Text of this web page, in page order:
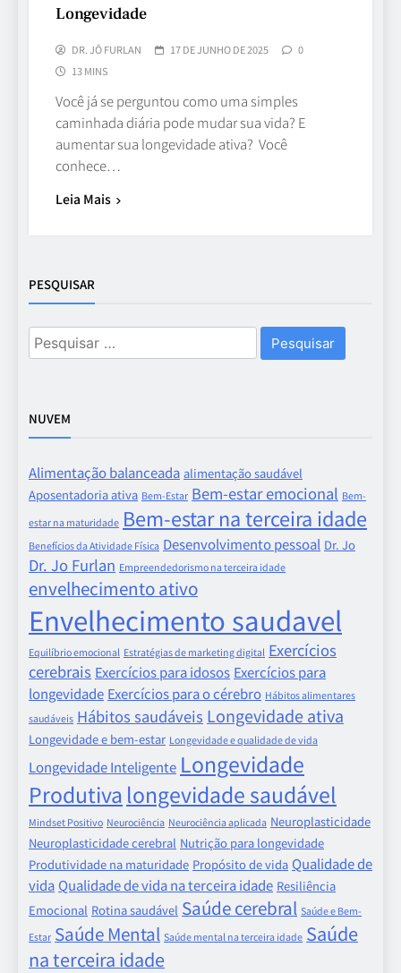
Longevidade
DR. JÔ FURLAN 17 DE JUNHO DE 2025
0
13 MINS
Você já se perguntou como uma simples
caminhada diária pode mudar sua vida? E
aumentar sua longevidade ativa? Você
conhece…
Leia Mais
PESQUISAR
Pesquisar
por:
NUVEM
Alimentação balanceada alimentação saudável
Aposentadoria ativa Bem-Estar Bem-estar emocional Bem-
estar na maturidade Bem-estar na terceira idade
Benefícios da Atividade Física Desenvolvimento pessoal Dr. Jo
Dr. Jo Furlan Empreendedorismo na terceira idade
envelhecimento ativo
Envelhecimento saudavel
Equilíbrio emocional Estratégias de marketing digital Exercícios
cerebrais Exercícios para idosos Exercícios para
longevidade Exercícios para o cérebro Hábitos alimentares
saudáveis Hábitos saudáveis Longevidade ativa
Longevidade e bem-estar Longevidade e qualidade de vida
Longevidade Inteligente Longevidade
Produtiva longevidade saudável
Mindset Positivo Neurociência Neurociência aplicada Neuroplasticidade
Neuroplasticidade cerebral Nutrição para longevidade
Produtividade na maturidade Propósito de vida Qualidade de
vida Qualidade de vida na terceira idade Resiliência
Emocional Rotina saudável Saúde cerebral Saúde e Bem-
Estar Saúde Mental Saúde mental na terceira idade Saúde
na terceira idade